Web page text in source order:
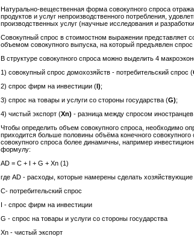
Натурально-вещественная форма совокупного спроса
продуктов и услуг непроизводственного потребления,
производственных услуг (научные исследования и
Совокупный спрос в стоимостном выражении представляет
объемом совокупного выпуска, на который предъявлен
В структуре совокупного спроса можно выделить 4
1) совокупный спрос домохозяйств - потребительский спрос (
2) спрос фирм на инвестиции (I);
3) спрос на товары и услуги со стороны государства (G);
4) чистый экспорт (Xn) - разница между спросом
Чтобы определить объем совокупного спроса, необходимо
приходится больше половины объёма конечного
совокупного спроса более динамичны, например
формулу:
AD = C + I + G + Xn (1)
где AD - расходы, которые намерены сделать хозяйствующие
С- потребительский спрос
I - спрос фирм на инвестиции
G - спрос на товары и услуги со стороны государства
Xn - чистый экспорт